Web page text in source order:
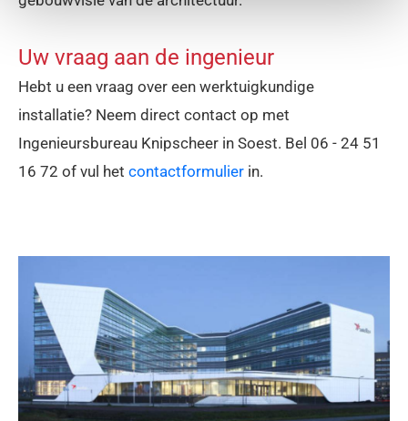
Uw vraag aan de ingenieur
Hebt u een vraag over een werktuigkundige
installatie? Neem direct contact op met
Ingenieursbureau Knipscheer in Soest. Bel 06 - 24 51
16 72 of vul het contactformulier in.